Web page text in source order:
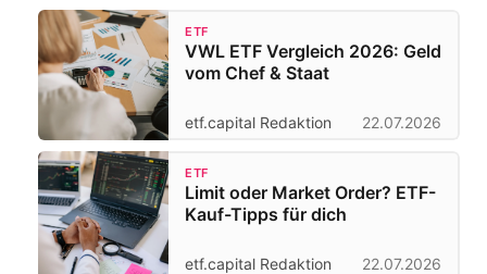
ETF
VWL ETF Vergleich 2026: Geld
vom Chef & Staat
etf.capital Redaktion 22.07.2026
ETF
Limit oder Market Order? ETF-
Kauf-Tipps für dich
etf.capital Redaktion 22.07.2026